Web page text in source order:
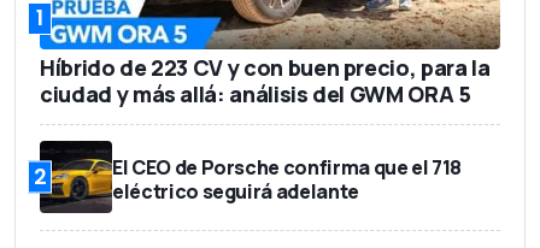
1
Híbrido de 223 CV y con buen precio, para la
ciudad y más allá: análisis del GWM ORA 5
2
El CEO de Porsche confirma que el 718
eléctrico seguirá adelante